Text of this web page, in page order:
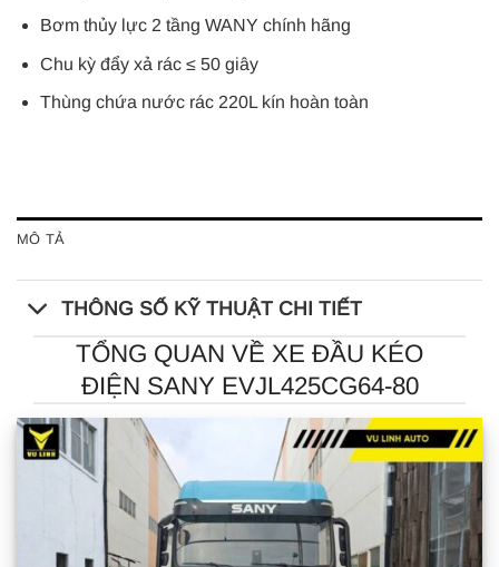
Bơm thủy lực 2 tầng WANY chính hãng
Chu kỳ đẩy xả rác ≤ 50 giây
Thùng chứa nước rác 220L kín hoàn toàn
MÔ TẢ
THÔNG SỐ KỸ THUẬT CHI TIẾT
TỔNG QUAN VỀ XE ĐẦU KÉO
ĐIỆN SANY EVJL425CG64-80